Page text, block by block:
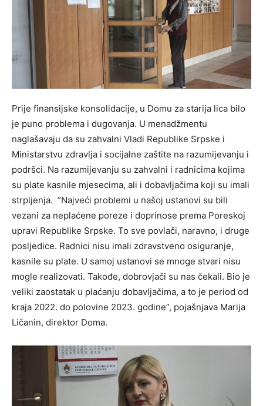
Prije finansijske konsolidacije, u Domu za starija lica bilo
je puno problema i dugovanja. U menadžmentu
naglašavaju da su zahvalni Vladi Republike Srpske i
Ministarstvu zdravlja i socijalne zaštite na razumijevanju i
podršci. Na razumijevanju su zahvalni i radnicima kojima
su plate kasnile mjesecima, ali i dobavljačima koji su imali
strpljenja. “Najveći problemi u našoj ustanovi su bili
vezani za neplaćene poreze i doprinose prema Poreskoj
upravi Republike Srpske. To sve povlači, naravno, i druge
posljedice. Radnici nisu imali zdravstveno osiguranje,
kasnile su plate. U samoj ustanovi se mnoge stvari nisu
mogle realizovati. Takođe, dobrovjači su nas čekali. Bio je
veliki zaostatak u plaćanju dobavljačima, a to je period od
kraja 2022. do polovine 2023. godine”, pojašnjava Marija
Ličanin, direktor Doma.